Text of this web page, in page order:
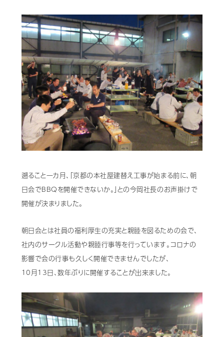
歯科用CAD/CAM材料
3D外貌スキャナ製品
耳鼻科用X線製品
Cases 導入事例
Showroom 営業所・ショールーム
Support 保守・サポート
Company 会社情報
Recruit 採用情報
Contact お問い合わせ
Mail Magazine
遡ること一カ月、「京都の本社屋建替え工事が始まる前に、朝
日会でBBQを開催できないか。」との今岡社長のお声掛けで
開催が決まりました。
朝日会とは社員の福利厚生の充実と親睦を図るための会で、
社内のサークル活動や親睦行事等を行っています。コロナの
影響で会の行事も久しく開催できませんでしたが、
10月13日、数年ぶりに開催することが出来ました。